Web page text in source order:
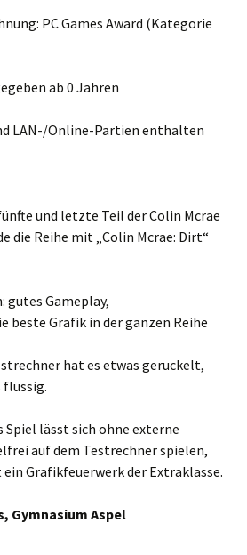
PC Games Award (Kategorie
ab 0 Jahren
LAN-/Online-Partien enthalten
und letzte Teil der Colin Mcrae
die Reihe mit „Colin Mcrae: Dirt“
gutes Gameplay,
beste Grafik in der ganzen Reihe
hat es etwas geruckelt,
flüssig.
Spiel lässt sich ohne externe
auf dem Testrechner spielen,
ein Grafikfeuerwerk der Extraklasse.
Gymnasium Aspel